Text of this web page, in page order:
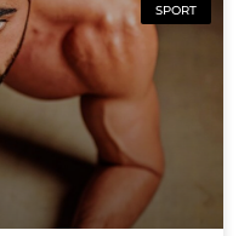
SPORT